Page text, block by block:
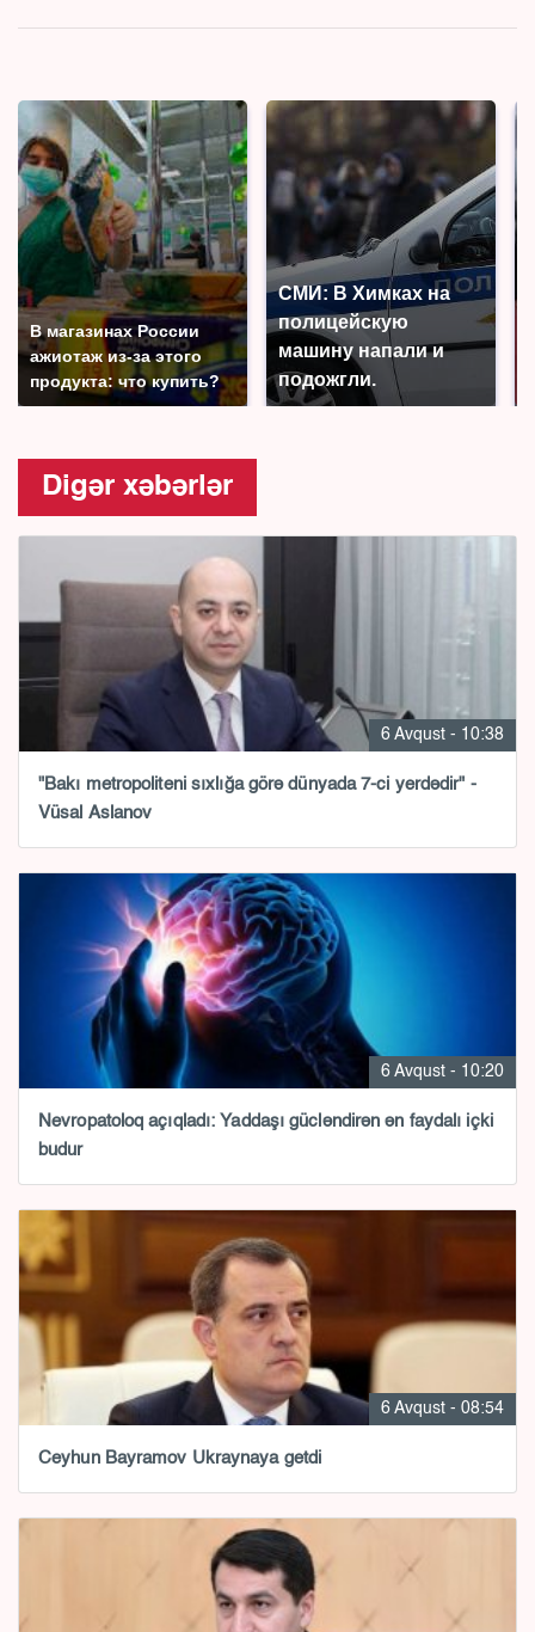
В магазинах России
ажиотаж из-за этого
продукта: что купить?
СМИ: В Химках на
полицейскую
машину напали и
подожгли.
Digər xəbərlər
6 Avqust - 10:38
"Bakı metropoliteni sıxlığa görə dünyada 7-ci yerdədir" -
Vüsal Aslanov
6 Avqust - 10:20
Nevropatoloq açıqladı: Yaddaşı gücləndirən ən faydalı içki
budur
6 Avqust - 08:54
Ceyhun Bayramov Ukraynaya getdi